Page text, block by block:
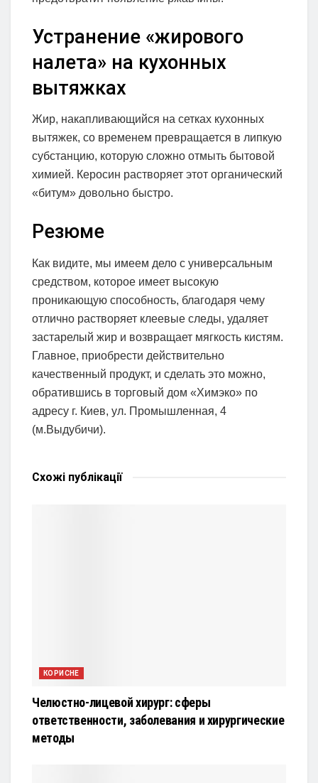
Устранение «жирового
налета» на кухонных
вытяжках
Жир, накапливающийся на сетках кухонных
вытяжек, со временем превращается в липкую
субстанцию, которую сложно отмыть бытовой
химией. Керосин растворяет этот органический
«битум» довольно быстро.
Резюме
Как видите, мы имеем дело с универсальным
средством, которое имеет высокую
проникающую способность, благодаря чему
отлично растворяет клеевые следы, удаляет
застарелый жир и возвращает мягкость кистям.
Главное, приобрести действительно
качественный продукт, и сделать это можно,
обратившись в торговый дом «Химэко» по
адресу г. Киев, ул. Промышленная, 4
(м.Выдубичи).
Схожі публікації
КОРИСНЕ
Челюстно-лицевой хирург: сферы
ответственности, заболевания и хирургические
методы